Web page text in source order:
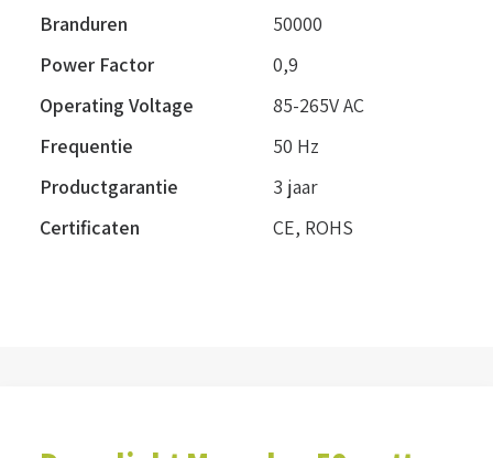
Branduren
50000
Power Factor
0,9
Operating Voltage
85-265V AC
Frequentie
50 Hz
Productgarantie
3 jaar
Certificaten
CE, ROHS